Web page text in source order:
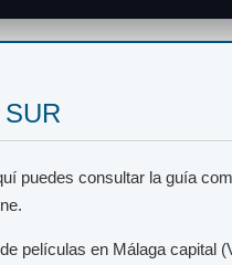
puedes consultar la guía
películas en Málaga capital